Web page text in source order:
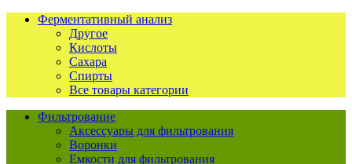
Ферментативный анализ
Другое
Кислоты
Сахара
Спирты
Все товары категории
Фильтрование
Аксессуары для фильтрования
Воронки
Емкости для фильтрования